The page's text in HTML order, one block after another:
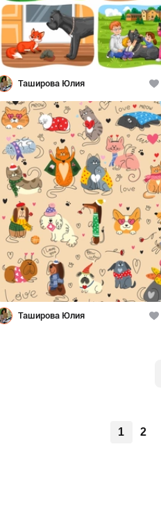
Таширова Юлия
Таширова Юлия
1 2